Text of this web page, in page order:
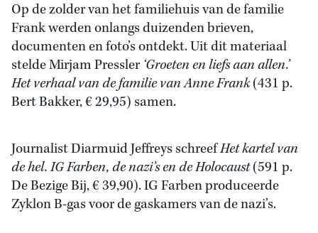
Op de zolder van het familiehuis van de familie
Frank werden onlangs duizenden brieven,
documenten en foto’s ontdekt. Uit dit materiaal
stelde Mirjam Pressler‘Groeten en liefs aan allen.’
Het verhaal van de familie van Anne Frank(431 p.
Bert Bakker, € 29,95) samen.
Journalist Diarmuid Jeffreys schreefHet kartel van
de hel. IG Farben, de nazi’s en de Holocaust(591 p.
De Bezige Bij, € 39,90). IG Farben produceerde
Zyklon B-gas voor de gaskamers van de nazi’s.